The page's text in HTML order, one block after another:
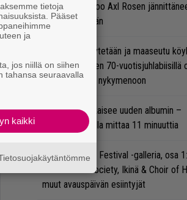
McKagan kertoo Axl Rosen
AC/DC-pestiään
Työläisiä kyykytetään ja maaseutu
Tumppi Varosen 70-vuotisjuhlabiisillä
tiukasti kantaa nykymenoon
Neil Young julkaisee uuden albumin –
ensimaistiaisella mittaa 11 minuuttia
Hellsinki Metal Festival -galleria, osa
Black Label Society, Ikinä & Choir of
muut avauspäivän esiintyjät
tietoja
Pääset
ja
jos niillä on siihen
tahansa seuraavalla
kaikki